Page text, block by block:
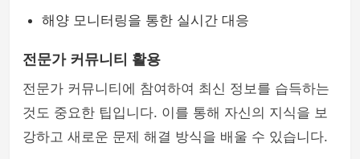
해양 모니터링을 통한 실시간 대응
전문가 커뮤니티 활용
전문가 커뮤니티에 참여하여 최신 정보를 습득하는
것도 중요한 팁입니다. 이를 통해 자신의 지식을 보
강하고 새로운 문제 해결 방식을 배울 수 있습니다.